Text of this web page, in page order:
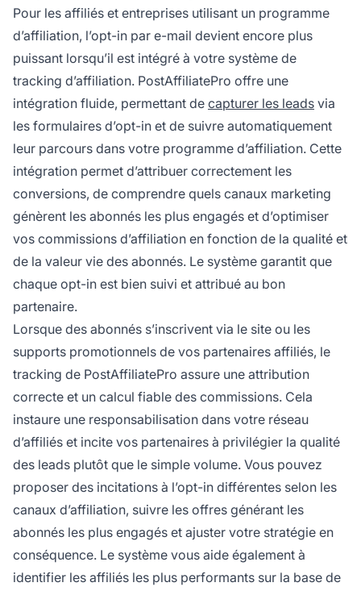
Pour les affiliés et entreprises utilisant un programme
d’affiliation, l’opt-in par e-mail devient encore plus
puissant lorsqu’il est intégré à votre système de
tracking d’affiliation. PostAffiliatePro offre une
intégration fluide, permettant de capturer les leads via
les formulaires d’opt-in et de suivre automatiquement
leur parcours dans votre programme d’affiliation. Cette
intégration permet d’attribuer correctement les
conversions, de comprendre quels canaux marketing
génèrent les abonnés les plus engagés et d’optimiser
vos commissions d’affiliation en fonction de la qualité et
de la valeur vie des abonnés. Le système garantit que
chaque opt-in est bien suivi et attribué au bon
partenaire.
Lorsque des abonnés s’inscrivent via le site ou les
supports promotionnels de vos partenaires affiliés, le
tracking de PostAffiliatePro assure une attribution
correcte et un calcul fiable des commissions. Cela
instaure une responsabilisation dans votre réseau
d’affiliés et incite vos partenaires à privilégier la qualité
des leads plutôt que le simple volume. Vous pouvez
proposer des incitations à l’opt-in différentes selon les
canaux d’affiliation, suivre les offres générant les
abonnés les plus engagés et ajuster votre stratégie en
conséquence. Le système vous aide également à
identifier les affiliés les plus performants sur la base de